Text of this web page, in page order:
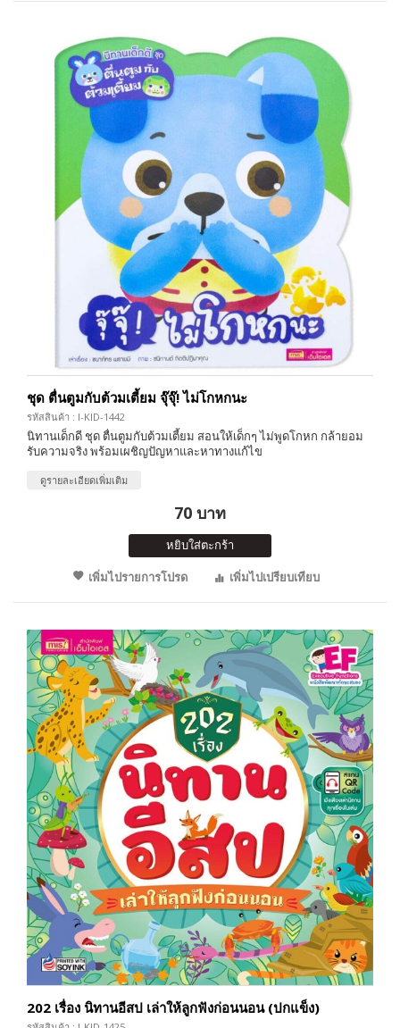
ชุด ตื่นตูมกับต้วมเตี้ยม จุ๊จุ๊! ไม่โกหกนะ
รหัสสินค้า : I-KID-1442
นิทานเด็กดี ชุด ตื่นตูมกับต้วมเตี้ยม สอนให้เด็กๆ ไม่พูดโกหก กล้ายอม
รับความจริง พร้อมเผชิญปัญหาและหาทางแก้ไข
ดูรายละเอียดเพิ่มเติม
70 บาท
หยิบใส่ตะกร้า
เพิ่มไปรายการโปรด
เพิ่มไปเปรียบเทียบ
202 เรื่อง นิทานอีสป เล่าให้ลูกฟังก่อนนอน (ปกแข็ง)